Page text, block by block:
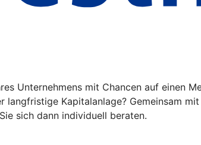
Unternehmens mit Chancen auf einen
Kapitalanlage? Gemeinsam
sich dann individuell beraten.